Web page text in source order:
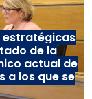
estratégicas
de la
actual de
a los que se